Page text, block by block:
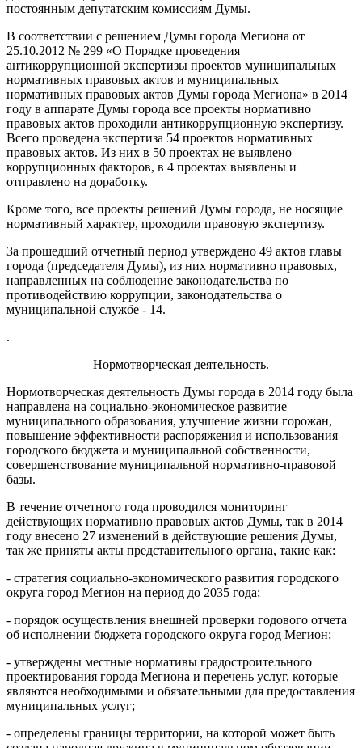
постоянным депутатским комиссиям Думы.
В соответствии с решением Думы города Мегиона от
25.10.2012 № 299 «О Порядке проведения
антикоррупционной экспертизы проектов муниципальных
нормативных правовых актов и муниципальных
нормативных правовых актов Думы города Мегиона» в 2014
году в аппарате Думы города все проекты нормативно
правовых актов проходили антикоррупционную экспертизу.
Всего проведена экспертиза 54 проектов нормативных
правовых актов. Из них в 50 проектах не выявлено
коррупционных факторов, в 4 проектах выявлены и
отправлено на доработку.
Кроме того, все проекты решений Думы города, не носящие
нормативный характер, проходили правовую экспертизу.
За прошедший отчетный период утверждено 49 актов главы
города (председателя Думы), из них нормативно правовых,
направленных на соблюдение законодательства по
противодействию коррупции, законодательства о
муниципальной службе - 14.
.
Нормотворческая деятельность.
Нормотворческая деятельность Думы города в 2014 году была
направлена на социально-экономическое развитие
муниципального образования, улучшение жизни горожан,
повышение эффективности распоряжения и использования
городского бюджета и муниципальной собственности,
совершенствование муниципальной нормативно-правовой
базы.
В течение отчетного года проводился мониторинг
действующих нормативно правовых актов Думы, так в 2014
году внесено 27 изменений в действующие решения Думы,
так же приняты акты представительного органа, такие как:
- стратегия социально-экономического развития городского
округа город Мегион на период до 2035 года;
- порядок осуществления внешней проверки годового отчета
об исполнении бюджета городского округа город Мегион;
- утверждены местные нормативы градостроительного
проектирования города Мегиона и перечень услуг, которые
являются необходимыми и обязательными для предоставления
муниципальных услуг;
- определены границы территории, на которой может быть